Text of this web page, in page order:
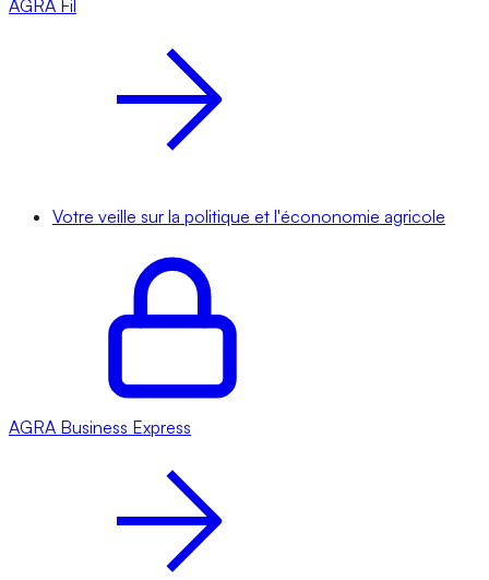
AGRA Fil
Votre veille sur la politique et l'écononomie agricole
AGRA Business Express